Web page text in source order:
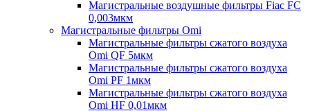
Магистральные воздушные фильтры Fiac FC
0,003мкм
Магистральные фильтры Omi
Магистральные фильтры сжатого воздуха
Omi QF 5мкм
Магистральные фильтры сжатого воздуха
Omi PF 1мкм
Магистральные фильтры сжатого воздуха
Omi HF 0,01мкм